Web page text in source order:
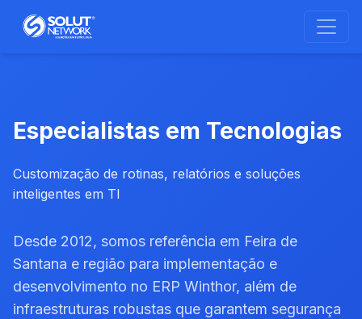
Especialistas em Tecnologias
Customização de rotinas, relatórios e soluções
inteligentes em TI
Desde 2012, somos referência em Feira de
Santana e região para implementação e
desenvolvimento no ERP Winthor, além de
infraestruturas robustas que garantem segurança